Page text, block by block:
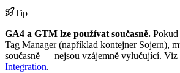
Tip
GA4 a GTM lze používat současně. Pokud
Tag Manager (například kontejner Sojern),
současně — nejsou vzájemně vylučující. Viz
Integration.